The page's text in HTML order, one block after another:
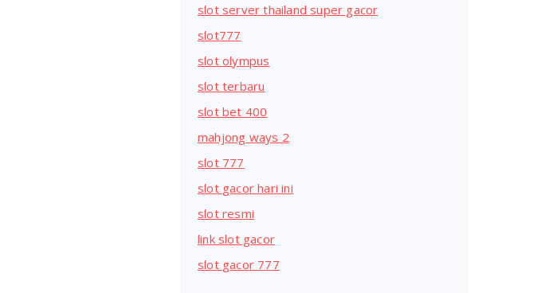
slot server thailand super gacor
slot777
slot olympus
slot terbaru
slot bet 400
mahjong ways 2
slot 777
slot gacor hari ini
slot resmi
link slot gacor
slot gacor 777